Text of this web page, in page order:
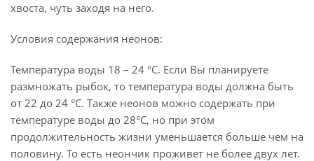
хвоста, чуть заходя на него.
Условия содержания неонов:
Температура воды 18 – 24 °С. Если Вы планируете
размножать рыбок, то температура воды должна быть
от 22 до 24 °С. Также неонов можно содержать при
температуре воды до 28°С, но при этом
продолжительность жизни уменьшается больше чем на
половину. То есть неончик проживет не более двух лет.